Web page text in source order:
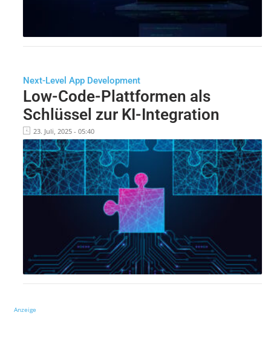
Next-Level App Development
Low-Code-Plattformen als
Schlüssel zur KI-Integration
23. Juli, 2025 - 05:40
Anzeige